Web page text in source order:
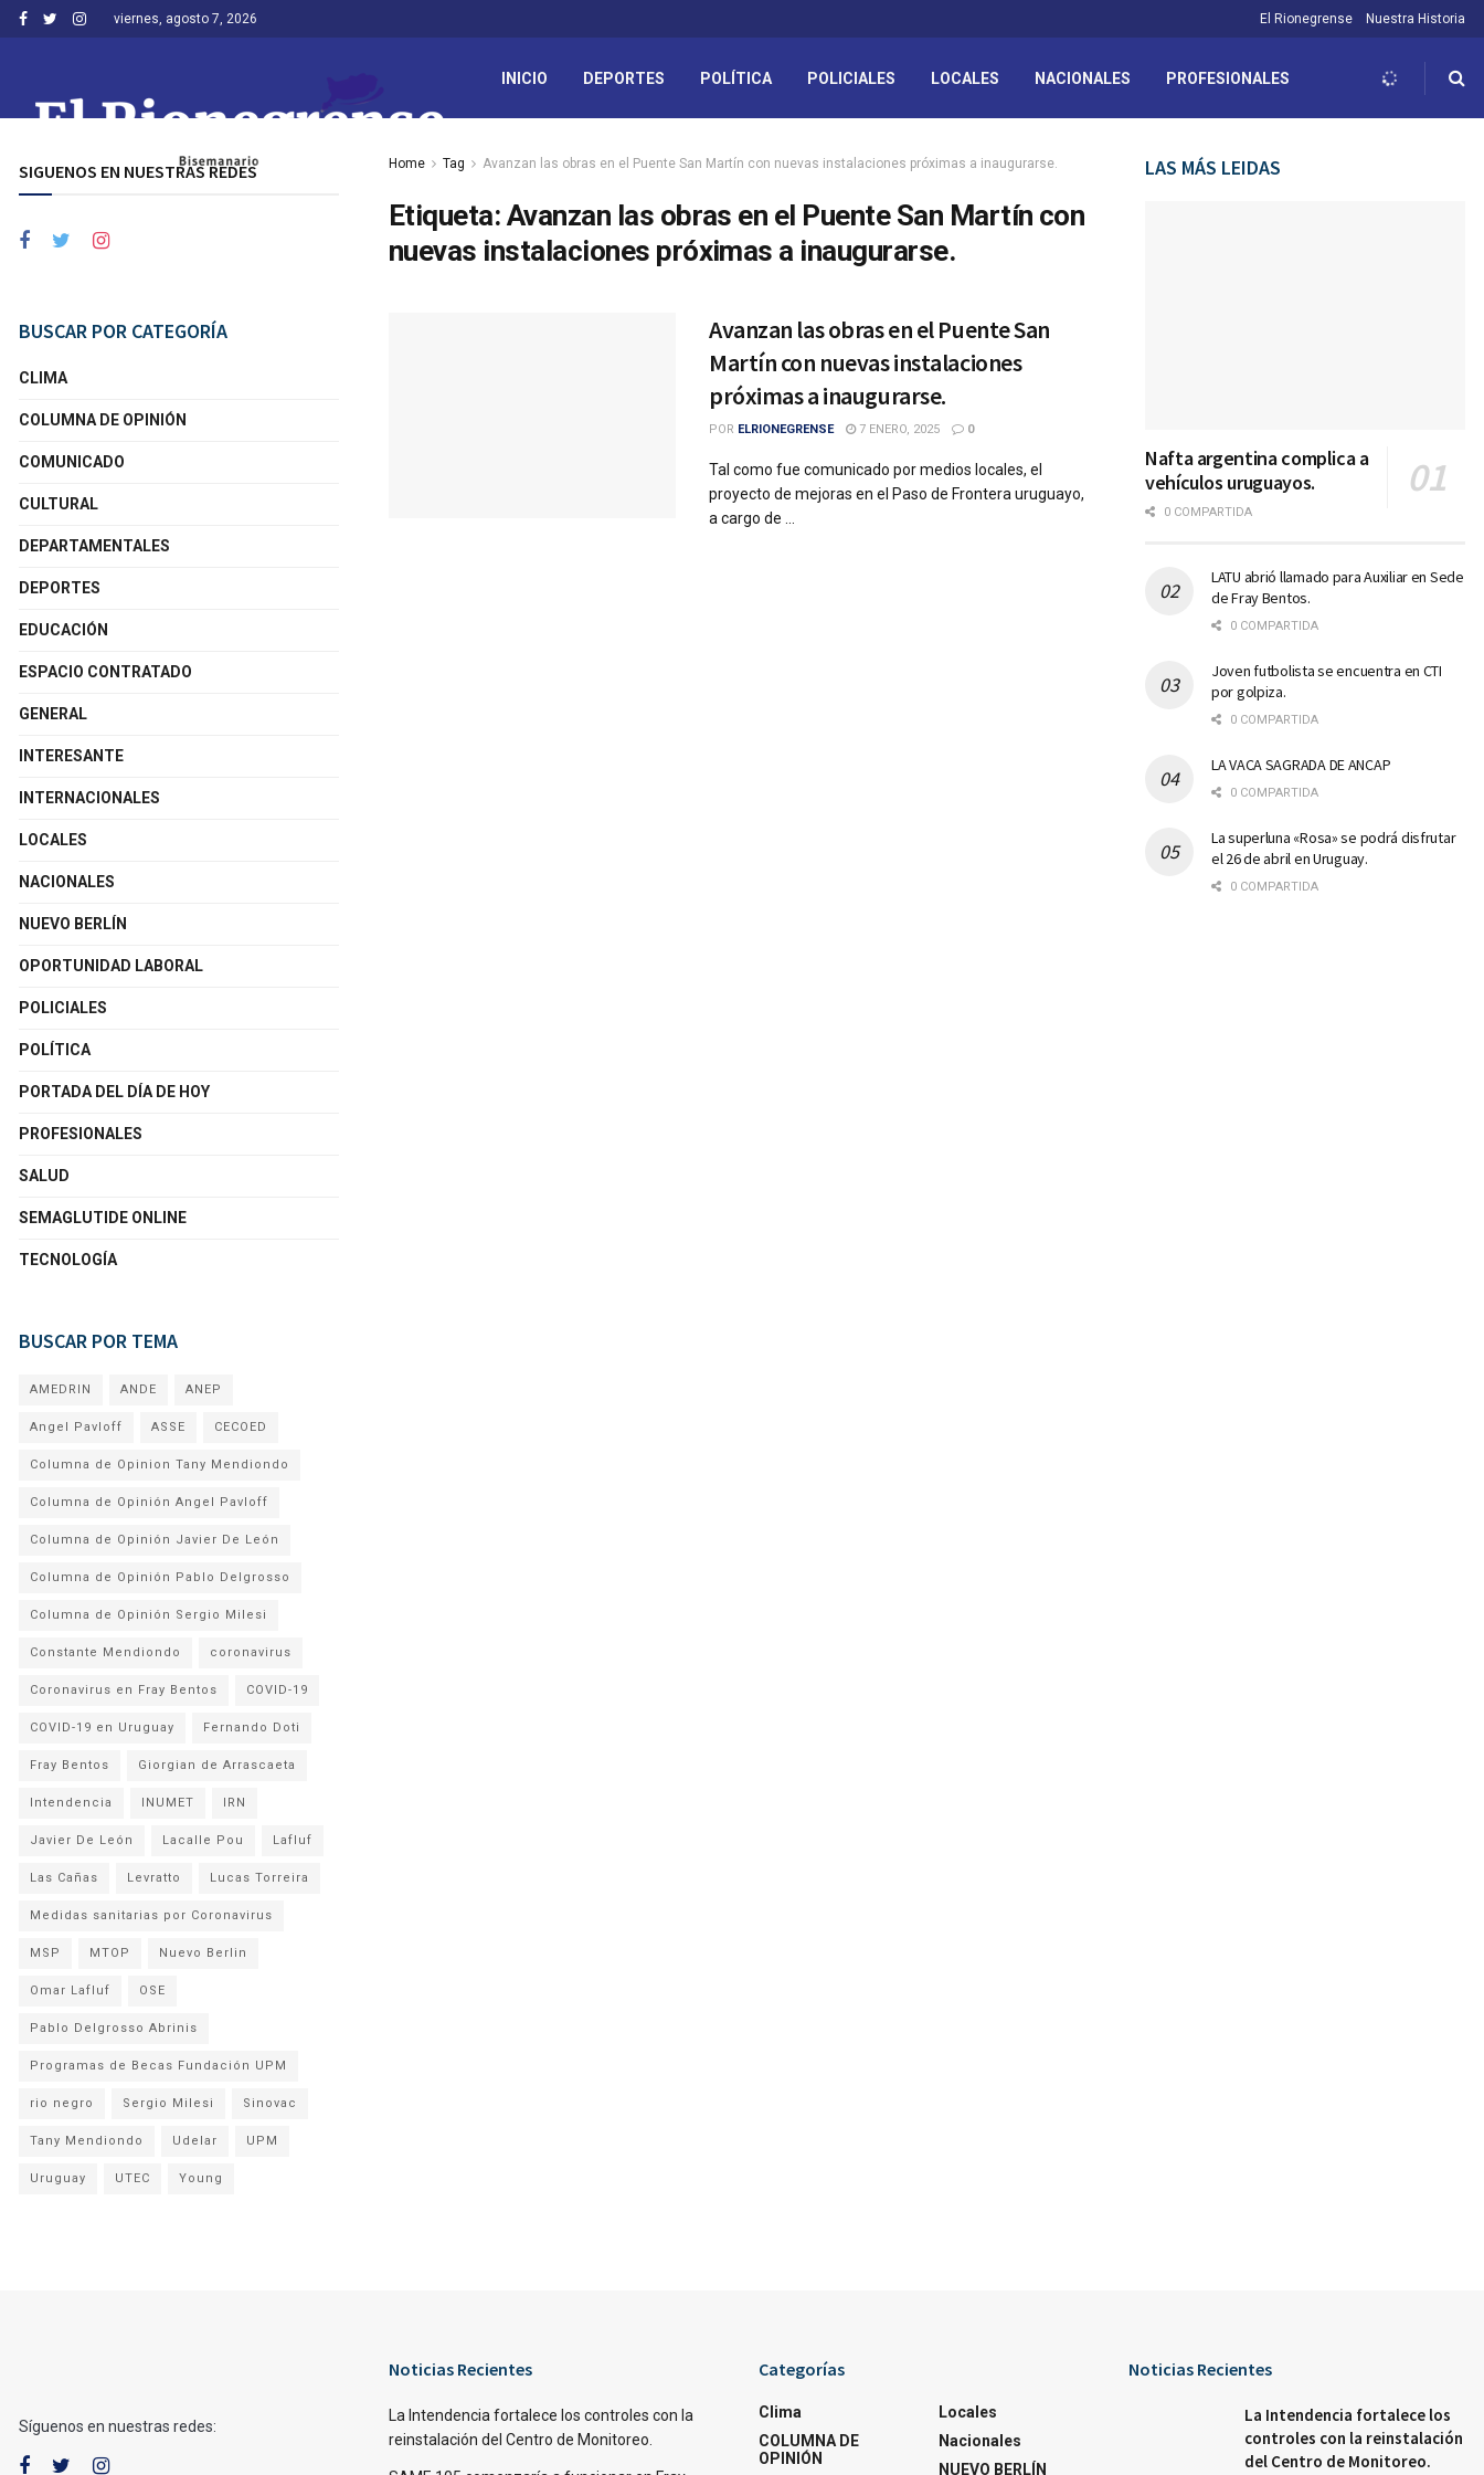
viernes, agosto 7, 2026 El Rionegrense Nuestra Historia
INICIO DEPORTES POLÍTICA POLICIALES LOCALES NACIONALES PROFESIONALES
Home Tag Avanzan las obras en el Puente San Martín con nuevas instalaciones próximas a inaugurarse.
Etiqueta: Avanzan las obras en el Puente San Martín con
nuevas instalaciones próximas a inaugurarse.
Avanzan las obras en el Puente San
Martín con nuevas instalaciones
próximas a inaugurarse.
POR ELRIONEGRENSE 7 ENERO, 2025 0
Tal como fue comunicado por medios locales, el
proyecto de mejoras en el Paso de Frontera uruguayo,
a cargo de ...
SIGUENOS EN NUESTRAS REDES
BUSCAR POR CATEGORÍA
CLIMA
COLUMNA DE OPINIÓN
COMUNICADO
CULTURAL
DEPARTAMENTALES
DEPORTES
EDUCACIÓN
ESPACIO CONTRATADO
GENERAL
INTERESANTE
INTERNACIONALES
LOCALES
NACIONALES
NUEVO BERLÍN
OPORTUNIDAD LABORAL
POLICIALES
POLÍTICA
PORTADA DEL DÍA DE HOY
PROFESIONALES
SALUD
SEMAGLUTIDE ONLINE
TECNOLOGÍA
BUSCAR POR TEMA
AMEDRIN ANDE ANEP
Angel Pavloff ASSE CECOED
Columna de Opinion Tany Mendiondo
Columna de Opinión Angel Pavloff
Columna de Opinión Javier De León
Columna de Opinión Pablo Delgrosso
Columna de Opinión Sergio Milesi
Constante Mendiondo coronavirus
Coronavirus en Fray Bentos COVID-19
COVID-19 en Uruguay Fernando Doti
Fray Bentos Giorgian de Arrascaeta
Intendencia INUMET IRN
Javier De León Lacalle Pou Lafluf
Las Cañas Levratto Lucas Torreira
Medidas sanitarias por Coronavirus
MSP MTOP Nuevo Berlin
Omar Lafluf OSE
Pablo Delgrosso Abrinis
Programas de Becas Fundación UPM
rio negro Sergio Milesi Sinovac
Tany Mendiondo Udelar UPM
Uruguay UTEC Young
LAS MÁS LEIDAS
Nafta argentina complica a
vehículos uruguayos.
0 COMPARTIDA
LATU abrió llamado para Auxiliar en Sede
de Fray Bentos.
0 COMPARTIDA
Joven futbolista se encuentra en CTI
por golpiza.
0 COMPARTIDA
LA VACA SAGRADA DE ANCAP
0 COMPARTIDA
La superluna «Rosa» se podrá disfrutar
el 26 de abril en Uruguay.
0 COMPARTIDA
Síguenos en nuestras redes:
Noticias Recientes
La Intendencia fortalece los controles con la
reinstalación del Centro de Monitoreo.
Categorías
Clima
COLUMNA DE
OPINIÓN
Locales
Nacionales
NUEVO BERLÍN
Noticias Recientes
La Intendencia fortalece los
controles con la reinstalación
del Centro de Monitoreo.